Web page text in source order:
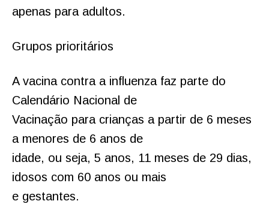
apenas para adultos.
Grupos prioritários
A vacina contra a influenza faz parte do
Calendário Nacional de
Vacinação para crianças a partir de 6 meses
a menores de 6 anos de
idade, ou seja, 5 anos, 11 meses de 29 dias,
idosos com 60 anos ou mais
e gestantes.